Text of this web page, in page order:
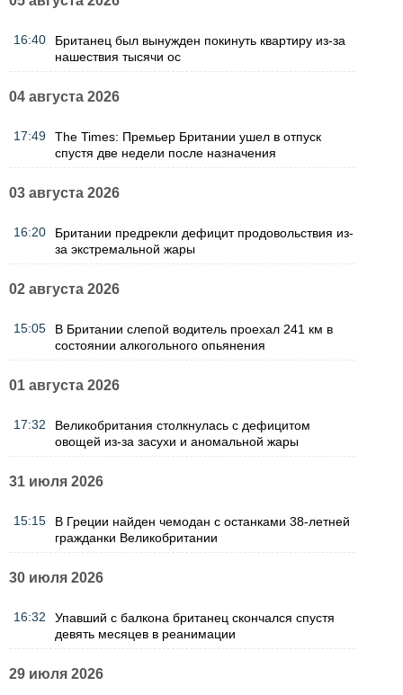
16:40
Британец был вынужден покинуть квартиру из-за
нашествия тысячи ос
04 августа 2026
17:49
The Times: Премьер Британии ушел в отпуск
спустя две недели после назначения
03 августа 2026
16:20
Британии предрекли дефицит продовольствия из-
за экстремальной жары
02 августа 2026
15:05
В Британии слепой водитель проехал 241 км в
состоянии алкогольного опьянения
01 августа 2026
17:32
Великобритания столкнулась с дефицитом
овощей из-за засухи и аномальной жары
31 июля 2026
15:15
В Греции найден чемодан с останками 38-летней
гражданки Великобритании
30 июля 2026
16:32
Упавший с балкона британец скончался спустя
девять месяцев в реанимации
29 июля 2026